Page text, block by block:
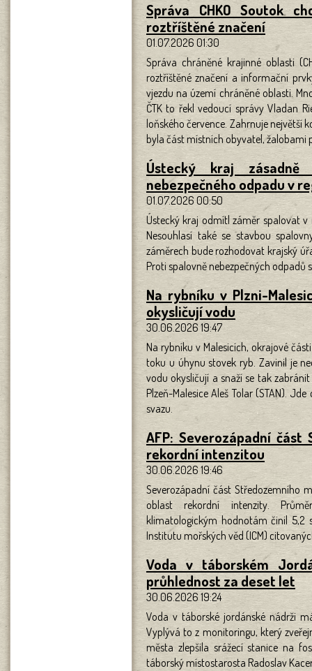
Správa CHKO Soutok
roztříštěné značení
01.07.2026 01:30
Správa chráněné krajinné oblasti
roztříštěné značení a informační
vjezdu na území chráněné oblasti.
ČTK to řekl vedoucí správy Vladan
loňského července. Zahrnuje největší
byla část místních obyvatel, žalobami
Ústecký kraj
nebezpečného odpadu v
01.07.2026 00:50
Ústecký kraj odmítl záměr spalovat
Nesouhlasí také se stavbou
záměrech bude rozhodovat krajský
Proti spalovně nebezpečných odpadů
Na rybníku v Plzni-
okysličují vodu
30.06.2026 19:47
Na rybníku v Malesicích, okrajové
toku u úhynu stovek ryb. Zavinil je
vodu okysličují a snaží se tak
Plzeň-Malesice Aleš Tolar (STAN).
svazu.
AFP: Severozápadní
rekordní intenzitou
30.06.2026 19:46
Severozápadní část Středozemního
oblast rekordní intenzity.
klimatologickým hodnotám činil 5,2
Institutu mořských věd (ICM)
Voda v táborském
průhlednost za deset let
30.06.2026 19:24
Voda v táborské jordánské nádrži
Vyplývá to z monitoringu, který
města zlepšila srážecí stanice na
táborský místostarosta Radoslav